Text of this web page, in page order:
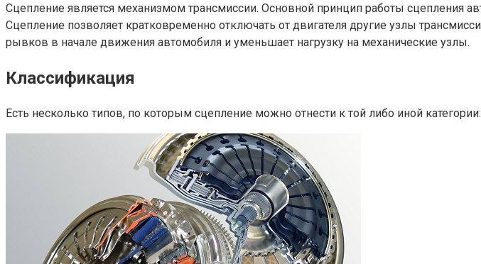
Сцепление является механизмом трансмиссии. Основной принцип работы сцепления
Сцепление позволяет кратковременно отключать от двигателя другие узлы
рывков в начале движения автомобиля и уменьшает нагрузку на механические узлы.
Классификация
Есть несколько типов, по которым сцепление можно отнести к той либо иной категории: